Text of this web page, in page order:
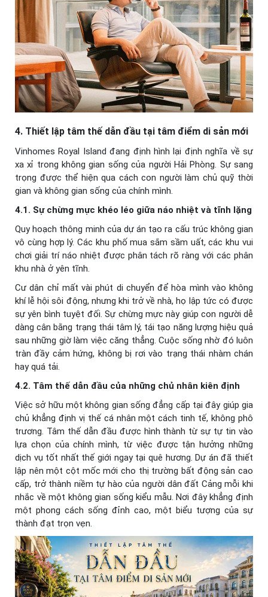
4. Thiết lập tâm thế dẫn đầu tại tâm điểm di sản mới
Vinhomes Royal Island đang định hình lại định nghĩa về sự
xa xỉ trong không gian sống của người Hải Phòng. Sự sang
trọng được thể hiện qua cách con người làm chủ quỹ thời
gian và không gian sống của chính mình.
4.1. Sự chừng mực khéo léo giữa náo nhiệt và tĩnh lặng
Quy hoạch thông minh của dự án tạo ra cấu trúc không gian
vô cùng hợp lý. Các khu phố mua sắm sầm uất, các khu vui
chơi giải trí náo nhiệt được phân tách rõ ràng với các phân
khu nhà ở yên tĩnh.
Cư dân chỉ mất vài phút di chuyển để hòa mình vào không
khí lễ hội sôi động, nhưng khi trở về nhà, họ lập tức có được
sự yên bình tuyệt đối. Sự chừng mực này giúp con người dễ
dàng cân bằng trạng thái tâm lý, tái tạo năng lượng hiệu quả
sau những giờ làm việc căng thẳng. Cuộc sống nhờ đó luôn
tràn đầy cảm hứng, không bị rơi vào trạng thái nhàm chán
hay quá tải.
4.2. Tâm thế dẫn đầu của những chủ nhân kiên định
Việc sở hữu một không gian sống đẳng cấp tại đây giúp gia
chủ khẳng định vị thế cá nhân một cách tinh tế, không phô
trương. Tâm thế dẫn đầu được hình thành từ sự tự tin vào
lựa chọn của chính mình, từ việc được tận hưởng những
dịch vụ tốt nhất thế giới ngay tại quê hương. Dự án đã thiết
lập nên một cột mốc mới cho thị trường bất động sản cao
cấp, trở thành niềm tự hào của người dân đất Cảng mỗi khi
nhắc về một không gian sống kiểu mẫu. Nơi đây khẳng định
một phong cách sống đỉnh cao, một biểu tượng của sự
thành đạt trọn vẹn.